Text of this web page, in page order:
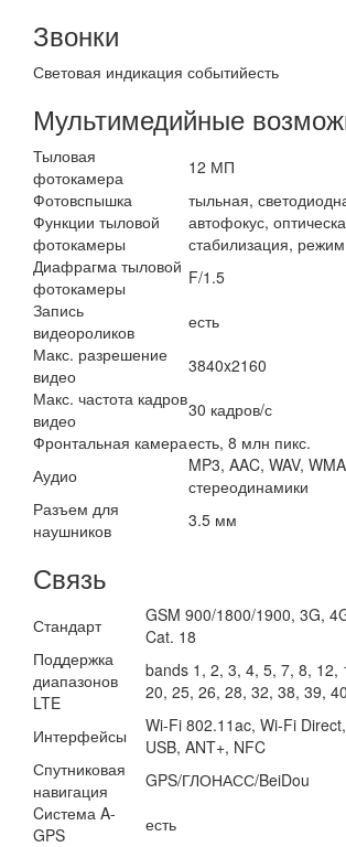
Звонки
Световая индикация событийесть
Мультимедийные
Тыловая
фотокамера
12 МП
Фотовспышка
тыльная,
Функции тыловой
фотокамеры
автофокус,
стабилизация,
Диафрагма тыловой
фотокамеры
F/1.5
Запись
видеороликов
есть
Макс. разрешение
видео
3840x2160
Макс. частота кадров
видео
30 кадров/с
Фронтальная камераесть, 8 млн пикс.
Аудио
MP3, AAC, WAV,
стереодинамики
Разъем для
наушников
3.5 мм
Связь
Стандарт
GSM 900/1800/1900, 3G,
Cat. 18
Поддержка
диапазонов
LTE
bands 1, 2, 3, 4, 5, 7, 8, 12,
20, 25, 26, 28, 32, 38, 39,
Интерфейсы
Wi-Fi 802.11ac, Wi-Fi
USB, ANT+, NFC
Спутниковая
навигация
GPS/ГЛОНАСС/BeiDou
Cистема A-
GPS
есть